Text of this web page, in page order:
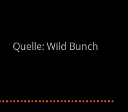
Quelle: Wild Bunch